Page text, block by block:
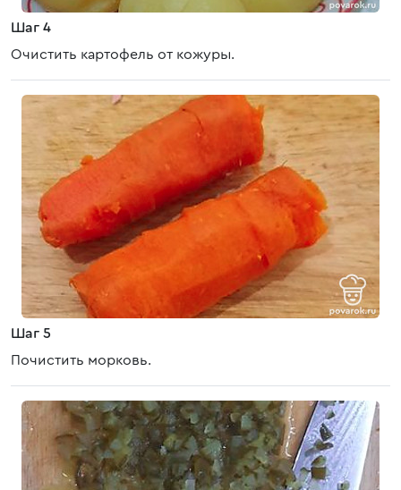
Шаг 4
Очистить картофель от кожуры.
Шаг 5
Почистить морковь.